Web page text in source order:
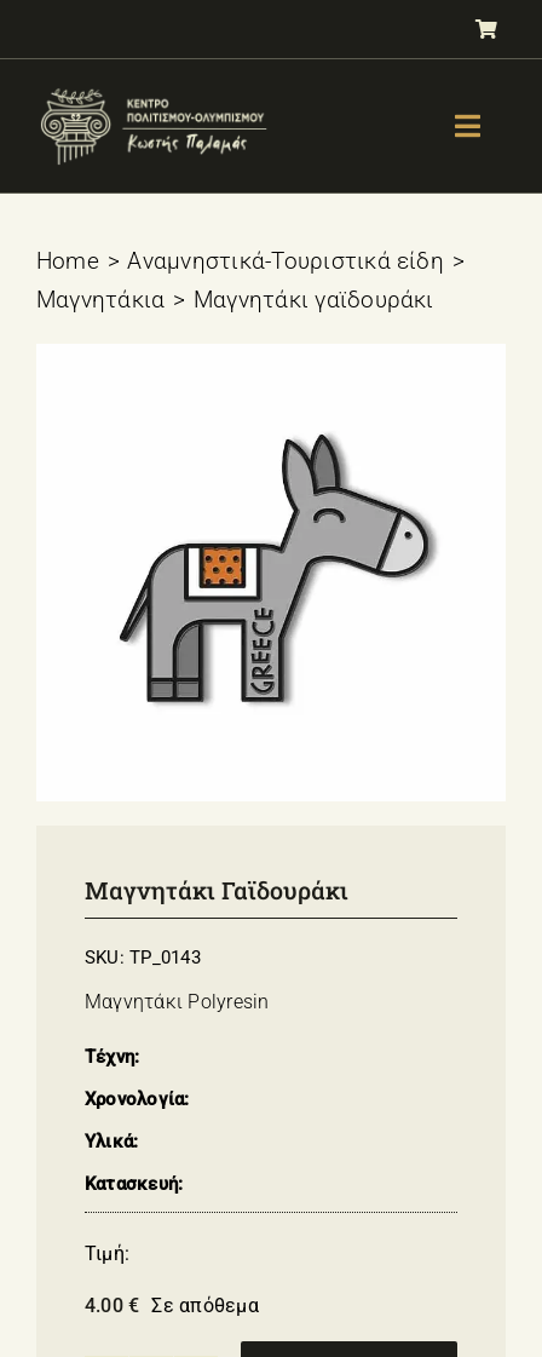
Toggle
ΟΛΥΜΠΙΣΜΟΣ
ΤΕΣΤ ΕΠΙΛΟΓΗΣ ΑΘΛΗΜΑΤΟΣ
ΣΧΕΤΙΚΑ ΜΕ ΕΜΑΣ
ΕΠΙΚΟΙΝΩΝΙΑ
Home
Αναμνηστικά-Τουριστικά είδη
Μαγνητάκια
Μαγνητάκι γαϊδουράκι
Μαγνητάκι Γαϊδουράκι
SKU:TP_0143
Μαγνητάκι Polyresin
Τέχνη:
Χρονολογία:
Υλικά:
Κατασκευή:
Τιμή:
4.00€ Σε απόθεμα